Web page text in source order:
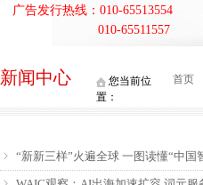
广告发行热线：010-65513554
010-65511557
新闻中心
您当前位
置：
首页
ꁇ